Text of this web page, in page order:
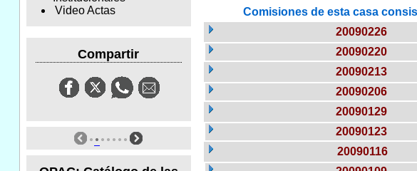
Video Actas
Compartir
Comisiones de esta casa
20090226
20090220
20090213
20090206
20090129
20090123
20090116